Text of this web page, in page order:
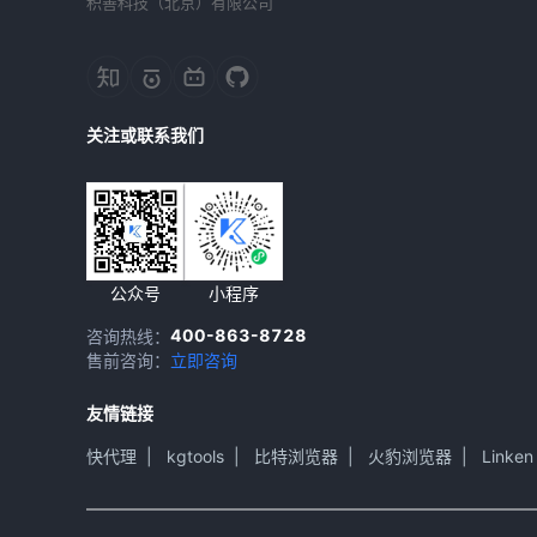
关注或联系我们
公众号 小程序
咨询热线： 400-863-8728
售前咨询： 立即咨询
友情链接
快代理 kgtools 比特浏览器 火豹浏览器